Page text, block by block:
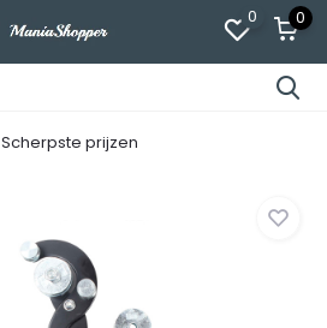
0 0
Scherpste prijzen